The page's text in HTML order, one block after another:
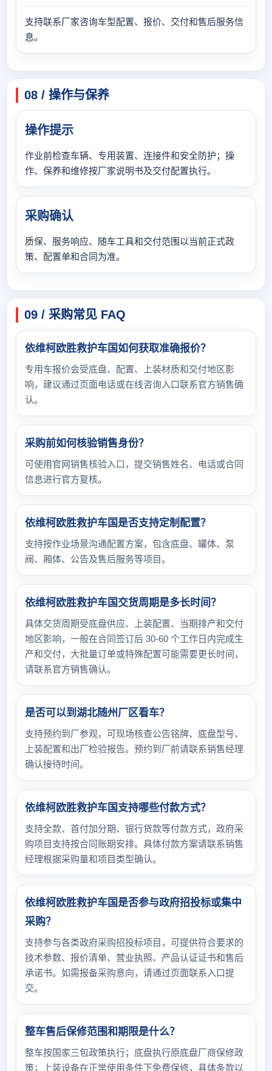
支持联系厂家咨询车型配置、报价、交付和售后服务信
息。
08 / 操作与保养
操作提示
作业前检查车辆、专用装置、连接件和安全防护；操
作、保养和维修按厂家说明书及交付配置执行。
采购确认
质保、服务响应、随车工具和交付范围以当前正式政
策、配置单和合同为准。
09 / 采购常见 FAQ
依维柯欧胜救护车国如何获取准确报价？
专用车报价会受底盘、配置、上装材质和交付地区影
响，建议通过页面电话或在线咨询入口联系官方销售确
认。
采购前如何核验销售身份？
可使用官网销售核验入口，提交销售姓名、电话或合同
信息进行官方复核。
依维柯欧胜救护车国是否支持定制配置？
支持按作业场景沟通配置方案，包含底盘、罐体、泵
阀、厢体、公告及售后服务等项目。
依维柯欧胜救护车国交货周期是多长时间？
具体交货周期受底盘供应、上装配置、当期排产和交付
地区影响，一般在合同签订后 30-60 个工作日内完成生
产和交付，大批量订单或特殊配置可能需要更长时间，
请联系官方销售确认。
是否可以到湖北随州厂区看车？
支持预约到厂参观，可现场核查公告铭牌、底盘型号、
上装配置和出厂检验报告。预约到厂前请联系销售经理
确认接待时间。
依维柯欧胜救护车国支持哪些付款方式？
支持全款、首付加分期、银行贷款等付款方式，政府采
购项目支持按合同账期安排。具体付款方案请联系销售
经理根据采购量和项目类型确认。
依维柯欧胜救护车国是否参与政府招投标或集中
采购？
支持参与各类政府采购招投标项目，可提供符合要求的
技术参数、报价清单、营业执照、产品认证证书和售后
承诺书。如需报备采购意向，请通过页面联系入口提
交。
整车售后保修范围和期限是什么？
整车按国家三包政策执行；底盘执行原底盘厂商保修政
策；上装设备在正常使用条件下免费保修，具体条款以